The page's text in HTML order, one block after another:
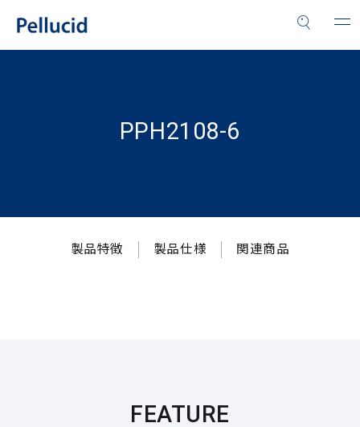
PPH2108-6
製品特徴 製品仕様 関連商品
FEATURE